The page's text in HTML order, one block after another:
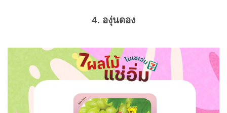
4. องุ่นดอง